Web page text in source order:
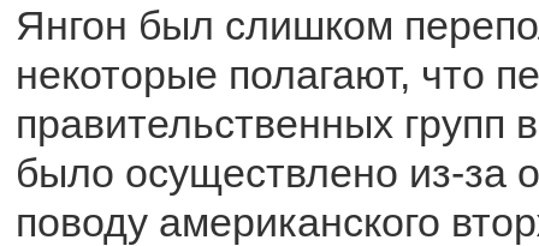
Янгон был слишком
некоторые полагают, что
правительственных групп
было осуществлено из-за
поводу американского